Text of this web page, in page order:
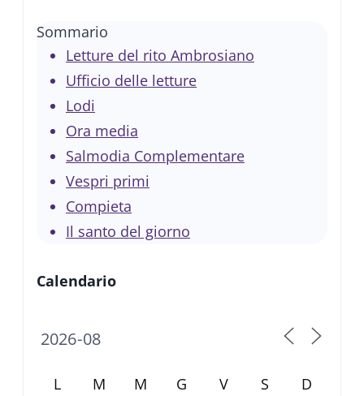
Sommario
Letture del rito Ambrosiano
Ufficio delle letture
Lodi
Ora media
Salmodia Complementare
Vespri primi
Compieta
Il santo del giorno
Calendario
L M M G V S D